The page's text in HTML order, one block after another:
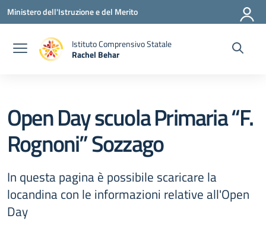
Vai ai contenuti
Vai al menu di navigazione
Vai al footer
Ministero dell'Istruzione e del Merito
Istituto Comprensivo Statale
Rachel Behar
Open Day scuola Primaria “F.
Rognoni” Sozzago
In questa pagina è possibile scaricare la
locandina con le informazioni relative all'Open
Day